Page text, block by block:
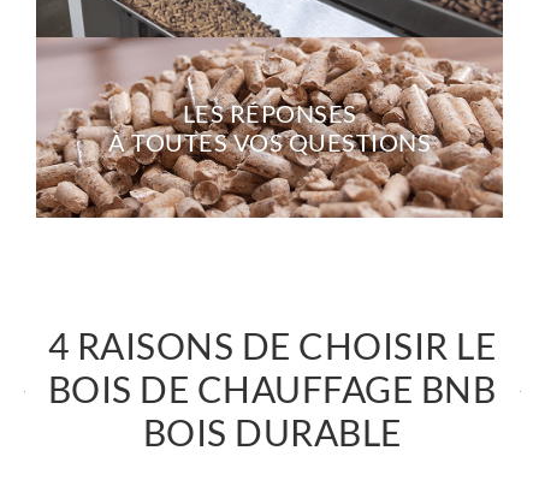
LES RÉPONSES
À TOUTES VOS QUESTIONS
4 RAISONS DE CHOISIR LE
BOIS DE CHAUFFAGE BNB
BOIS DURABLE